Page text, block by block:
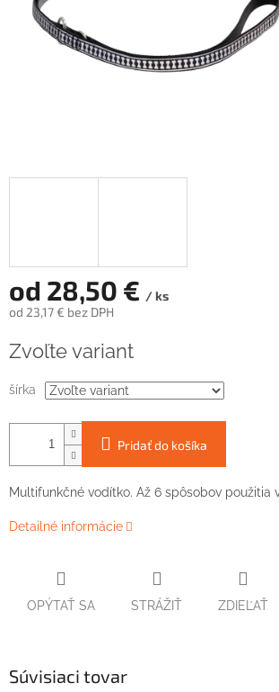
od 28,50 € / ks
od 23,17 € bez DPH
cena:
Zvoľte variant
šírka
Pridať do košíka
Multifunkčné vodítko. Až 6 spôsobov použitia
Detailné informácie
OPÝTAŤ SA STRÁŽIŤ ZDIEĽAŤ
Súvisiaci tovar